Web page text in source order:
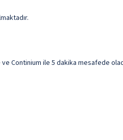
ile 5 dakika mesafede